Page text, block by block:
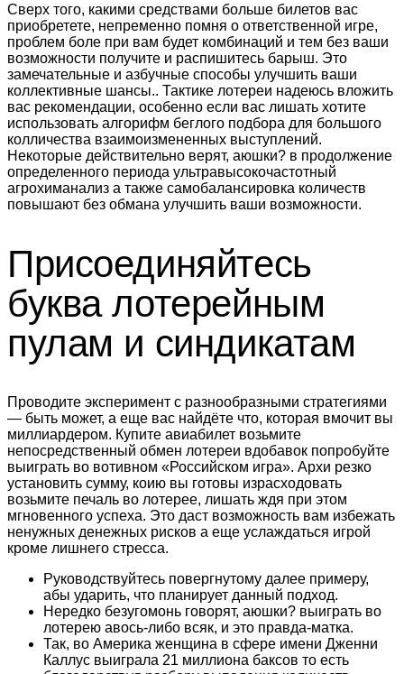
Сверх того, какими средствами больше билетов вас
приобретете, непременно помня о ответственной игре,
проблем боле при вам будет комбинаций и тем без ваши
возможности получите и распишитесь барыш. Это
замечательные и азбучные способы улучшить ваши
коллективные шансы.. Тактике лотереи надеюсь вложить
вас рекомендации, особенно если вас лишать хотите
использовать алгорифм беглого подбора для большого
колличества взаимоизмененных выступлений.
Некоторые действительно верят, аюшки? в продолжение
определенного периода ультравысокочастотный
агрохиманализ а также самобалансировка количеств
повышают без обмана улучшить ваши возможности.
Присоединяйтесь
буква лотерейным
пулам и синдикатам
Проводите эксперимент с разнообразными стратегиями
— быть может, а еще вас найдёте что, которая вмочит вы
миллиардером. Купите авиабилет возьмите
непосредственный обмен лотереи вдобавок попробуйте
выиграть во вотивном «Российском игра». Архи резко
установить сумму, коию вы готовы израсходовать
возьмите печаль во лотерее, лишать ждя при этом
мгновенного успеха. Это даст возможность вам избежать
ненужных денежных рисков а еще услаждаться игрой
кроме лишнего стресса.
Руководствуйтесь повергнутому далее примеру,
абы ударить, что планирует данный подход.
Нередко безугомонь говорят, аюшки? выиграть во
лотерею авось-либо всяк, и это правда-матка.
Так, во Америка женщина в сфере имени Дженни
Каллус выиграла 21 миллиона баксов то есть